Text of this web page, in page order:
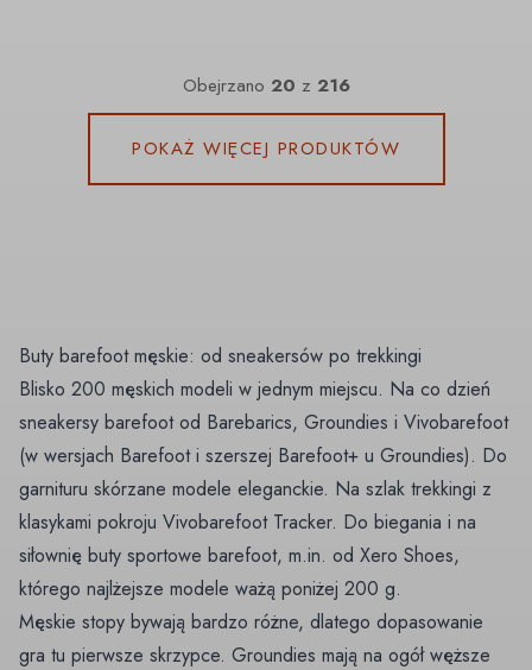
Obejrzano 20 z 216
POKAŻ WIĘCEJ PRODUKTÓW
Buty barefoot męskie: od sneakersów po trekkingi
Blisko 200 męskich modeli w jednym miejscu. Na co dzień
sneakersy barefootod Barebarics, Groundies i Vivobarefoot
(w wersjach Barefoot i szerszej Barefoot+ u Groundies). Do
garnituru skórzane modele eleganckie. Na szlak trekkingi z
klasykami pokroju Vivobarefoot Tracker. Do biegania i na
siłownię buty sportowe barefoot, m.in. od Xero Shoes,
którego najlżejsze modele ważą poniżej 200 g.
Męskie stopy bywają bardzo różne, dlatego dopasowanie
gra tu pierwsze skrzypce. Groundies mają na ogół węższe